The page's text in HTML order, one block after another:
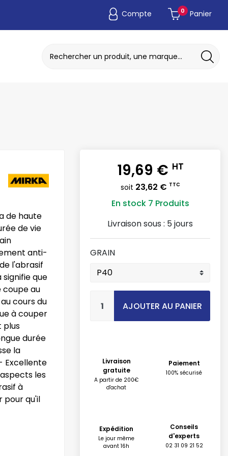
Compte 0 Panier
de haute
de vie
anti-
l'abrasif
que
coupe au
cours du
à couper
plus
durée
la
Excellente
les
à
pour qu'il
19,69 € HT
soit 23,62 € TTC
En stock 7 Produits
Livraison sous : 5 jours
GRAIN
AJOUTER AU PANIER
Livraison
gratuite
A partir de 200€
d'achat
Paiement
100% sécurisé
Expédition
Le jour même
avant 16h
Conseils
d'experts
02 31 09 21 52